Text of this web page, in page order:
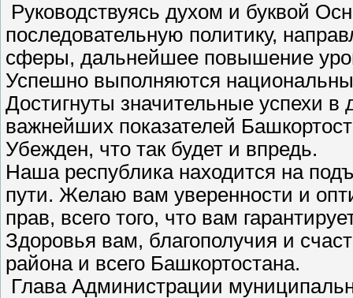
Руководствуясь духом и буквой
последовательную политику,
сферы, дальнейшее повышение
Успешно выполняются
Достигнуты значительные успехи
важнейших показателей
Убежден, что так будет и впредь.
Наша республика находится на
пути. Желаю вам уверенности и
прав, всего того, что вам
Здоровья вам, благополучия и
района и всего Башкортостана.
Глава Администрации